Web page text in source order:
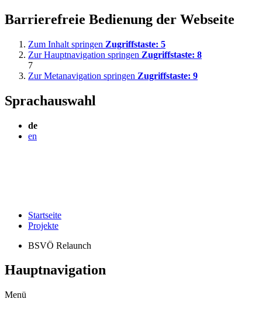
Barrierefreie Bedienung der Webseite
Zum Inhalt springen Zugriffstaste: 5
Zur Hauptnavigation springen Zugriffstaste: 8
7
Zur Metanavigation springen Zugriffstaste: 9
Sprachauswahl
de
en
Startseite
Projekte
BSVÖ Relaunch
Hauptnavigation
Menü